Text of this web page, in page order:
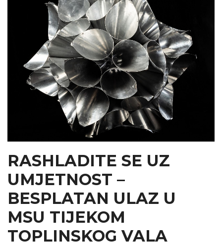
RASHLADITE SE UZ
UMJETNOST –
BESPLATAN ULAZ U
MSU TIJEKOM
TOPLINSKOG VALA